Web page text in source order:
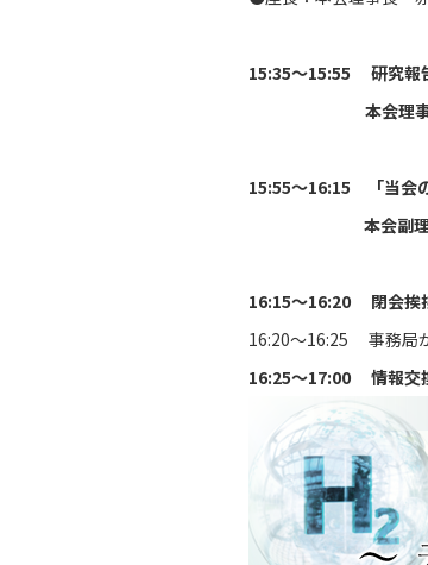
15:35～15:55 研究報
本会理事長 赤木
15:55～16:15 「当会
本会副理事長 萬
16:15～16:20 閉会挨
16:20～16:25 事務局
16:25～17:00 情報交